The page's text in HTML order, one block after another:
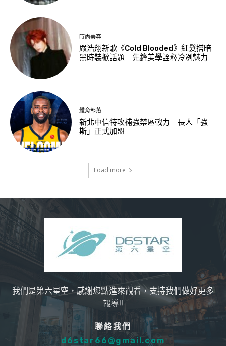
時尚美容
嚴浩翔新歌《Cold Blooded》紅髮搭暗
黑時裝掀話題 先鋒美學詮釋冷冽魅力
體育部落
新北中信特攻補強禁區戰力 長人「強
斯」正式加盟
Load more
我們是第六星空，感謝您點進來觀看，支持我們做好更多
報導!!
聯絡我們
d6star66@gmail.com